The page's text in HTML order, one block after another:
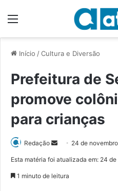
Início /Cultura e Diversão
Prefeitura de
promove
para crianças
Redação
d
24 de
Esta matéria foi atualizada em: 24
1 minuto de leitura